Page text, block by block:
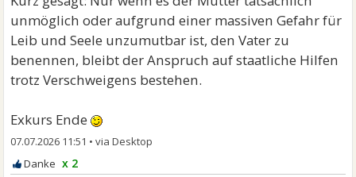
unmöglich oder aufgrund einer massiven Gefahr für
Leib und Seele unzumutbar ist, den Vater zu
benennen, bleibt der Anspruch auf staatliche Hilfen
trotz Verschweigens bestehen.
Exkurs Ende
07.07.2026 11:51 •
x 2